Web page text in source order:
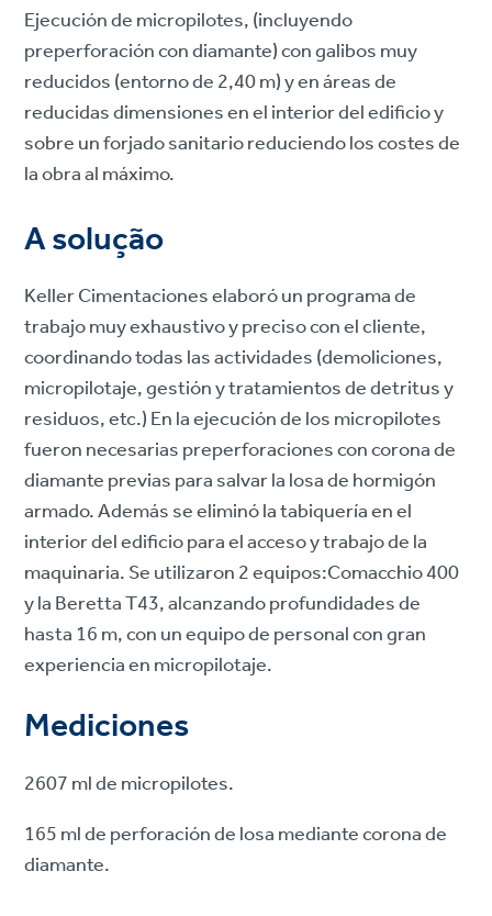
Ejecución de micropilotes, (incluyendo
preperforación con diamante) con galibos muy
reducidos (entorno de 2,40 m) y en áreas de
reducidas dimensiones en el interior del edificio y
sobre un forjado sanitario reduciendo los costes de
la obra al máximo.
A solução
Keller Cimentaciones elaboró un programa de
trabajo muy exhaustivo y preciso con el cliente,
coordinando todas las actividades (demoliciones,
micropilotaje, gestión y tratamientos de detritus y
residuos, etc.) En la ejecución de los micropilotes
fueron necesarias preperforaciones con corona de
diamante previas para salvar la losa de hormigón
armado. Además se eliminó la tabiquería en el
interior del edificio para el acceso y trabajo de la
maquinaria. Se utilizaron 2 equipos:Comacchio 400
y la Beretta T43, alcanzando profundidades de
hasta 16 m, con un equipo de personal con gran
experiencia en micropilotaje.
Mediciones
2607 ml de micropilotes.
165 ml de perforación de losa mediante corona de
diamante.